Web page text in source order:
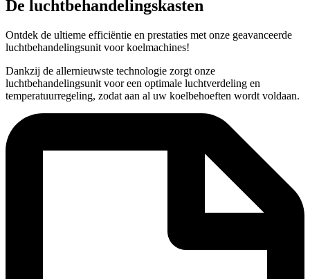
De luchtbehandelingskasten
Ontdek de ultieme efficiëntie en prestaties met onze geavanceerde
luchtbehandelingsunit voor koelmachines!
Dankzij de allernieuwste technologie zorgt onze
luchtbehandelingsunit voor een optimale luchtverdeling en
temperatuurregeling, zodat aan al uw koelbehoeften wordt voldaan.